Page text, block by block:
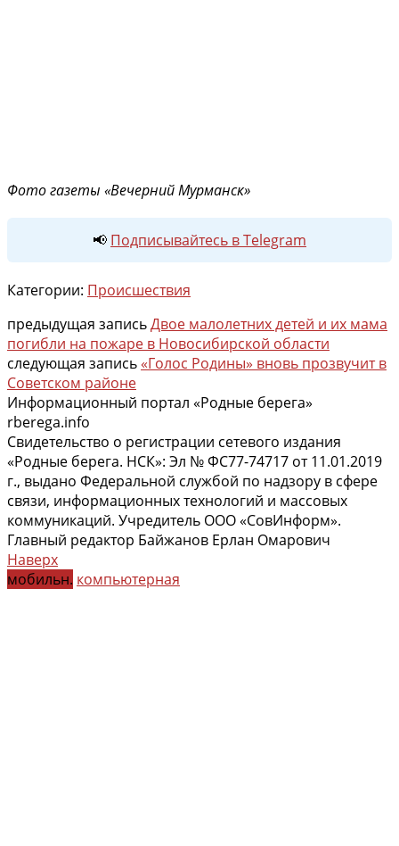
Фото газеты «Вечерний Мурманск»
📢 Подписывайтесь в Telegram
Категории: Происшествия
предыдущая записьДвое малолетних детей и их мама
погибли на пожаре в Новосибирской области
следующая запись «Голос Родины» вновь прозвучит в
Советском районе
Информационный портал «Родные берега»
rberega.info
Свидетельство о регистрации сетевого издания
«Родные берега. НСК»: Эл № ФС77-74717 от 11.01.2019
г., выдано Федеральной службой по надзору в сфере
связи, информационных технологий и массовых
коммуникаций. Учредитель ООО «СовИнформ».
Главный редактор Байжанов Ерлан Омарович
Наверх
мобильн. компьютерная